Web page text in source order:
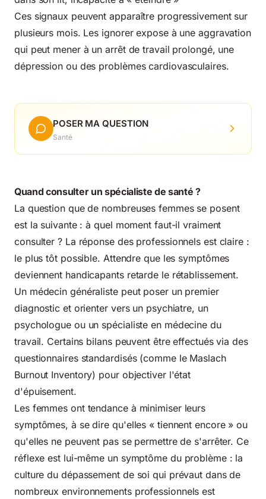
Ces signaux peuvent apparaître progressivement sur
plusieurs mois. Les ignorer expose à une aggravation
qui peut mener à un arrêt de travail prolongé, une
dépression ou des problèmes cardiovasculaires.
POSER MA QUESTION
Santé
Quand consulter un spécialiste de santé ?
La question que de nombreuses femmes se posent
est la suivante : à quel moment faut-il vraiment
consulter ? La réponse des professionnels est claire :
le plus tôt possible. Attendre que les symptômes
deviennent handicapants retarde le rétablissement.
Un médecin généraliste peut poser un premier
diagnostic et orienter vers un psychiatre, un
psychologue ou un spécialiste en médecine du
travail. Certains bilans peuvent être effectués via des
questionnaires standardisés (comme le Maslach
Burnout Inventory) pour objectiver l'état
d'épuisement.
Les femmes ont tendance à minimiser leurs
symptômes, à se dire qu'elles « tiennent encore » ou
qu'elles ne peuvent pas se permettre de s'arrêter. Ce
réflexe est lui-même un symptôme du problème : la
culture du dépassement de soi qui prévaut dans de
nombreux environnements professionnels est